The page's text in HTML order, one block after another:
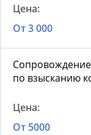
От 3 000
по взысканию
От 5000